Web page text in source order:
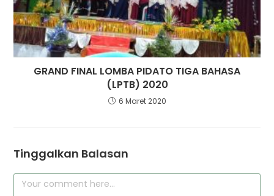
GRAND FINAL LOMBA PIDATO TIGA BAHASA
(LPTB) 2020
6 Maret 2020
Tinggalkan Balasan